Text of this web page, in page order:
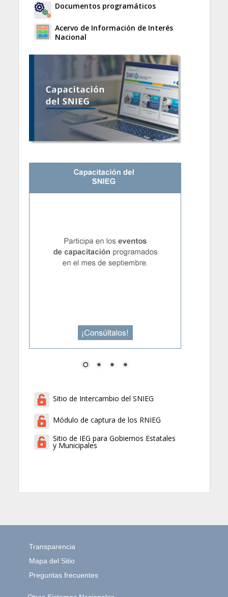
Documentos programáticos
Acervo de Información de Interés
Nacional
Sitio de Intercambio del SNIEG
Módulo de captura de los RNIEG
Sitio de IEG para Gobiernos Estatales
y Municipales
Transparencia
Mapa del Sitio
Preguntas frecuentes